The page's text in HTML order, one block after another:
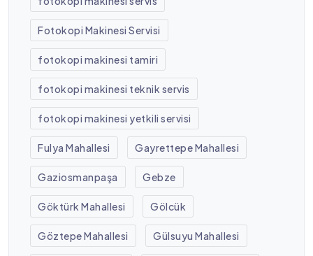
Fotokopi Makinesi Servisi
fotokopi makinesi tamiri
fotokopi makinesi teknik servis
fotokopi makinesi yetkili servisi
Fulya Mahallesi Gayrettepe Mahallesi
Gaziosmanpaşa Gebze
Göktürk Mahallesi Gölcük
Göztepe Mahallesi Gülsuyu Mahallesi